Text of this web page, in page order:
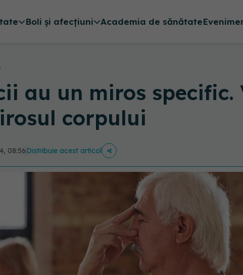
Boli și afecțiuni Academia de sănătate
au un miros specific.
corpului
08:56Distribuie acest articol